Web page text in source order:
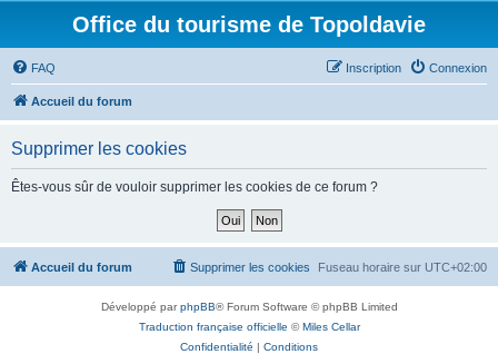
Office du tourisme de Topoldavie
FAQ Connexion
Inscription
Accueil du forum
Supprimer les cookies
Êtes-vous sûr de vouloir supprimer les cookies de ce forum ?
Accueil du forum Fuseau horaire sur UTC+02:00
Supprimer les cookies
Développé parphpBB® Forum Software © phpBB Limited
Traduction française officielle ©Miles Cellar
Confidentialité | Conditions